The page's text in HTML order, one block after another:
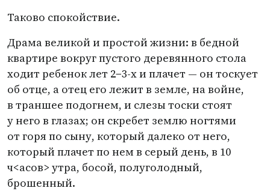
Таково спокойствие.
Драма великой и простой жизни: в бедной
квартире вокруг пустого деревянного стола
ходит ребенок лет 2−3-х и плачет — он тоскует
об отце, а отец его лежит в земле, на войне,
в траншее подогнем, и слезы тоски стоят
у него в глазах; он скребет землю ногтями
от горя по сыну, который далеко от него,
который плачет по нем в серый день, в 10
ч<асов> утра, босой, полуголодный,
брошенный.